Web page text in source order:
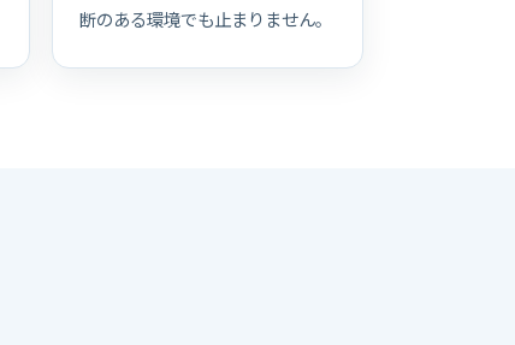
断のある環境でも止まりません。